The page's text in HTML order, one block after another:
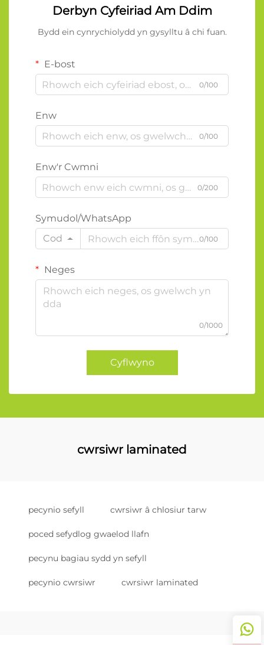
Derbyn Cyfeiriad Am Ddim
Bydd ein cynrychiolydd yn gysylltu â chi fuan.
E-bost
0/100
Enw
0/100
Enw'r Cwmni
0/200
Symudol/WhatsApp
Cod
0/100
Neges
0/1000
Cyflwyno
cwrsiwr laminated
pecynio sefyll cwrsiwr â chlosiur tarw
poced sefydlog gwaelod llafn
pecynu bagiau sydd yn sefyll
pecynio cwrsiwr cwrsiwr laminated